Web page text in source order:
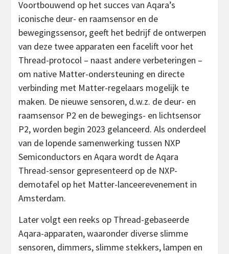
Voortbouwend op het succes van Aqara’s
iconische deur- en raamsensor en de
bewegingssensor, geeft het bedrijf de ontwerpen
van deze twee apparaten een facelift voor het
Thread-protocol – naast andere verbeteringen –
om native Matter-ondersteuning en directe
verbinding met Matter-regelaars mogelijk te
maken. De nieuwe sensoren, d.w.z. de deur- en
raamsensor P2 en de bewegings- en lichtsensor
P2, worden begin 2023 gelanceerd. Als onderdeel
van de lopende samenwerking tussen NXP
Semiconductors en Aqara wordt de Aqara
Thread-sensor gepresenteerd op de NXP-
demotafel op het Matter-lanceerevenement in
Amsterdam.
Later volgt een reeks op Thread-gebaseerde
Aqara-apparaten, waaronder diverse slimme
sensoren, dimmers, slimme stekkers, lampen en